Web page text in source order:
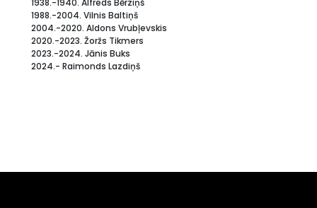
1938.-1940. Alfreds Bērziņš
1988.-2004. Vilnis Baltiņš
2004.-2020. Aldons Vrubļevskis
2020.-2023. Žoržs Tikmers
2023.-2024. Jānis Buks
2024.- Raimonds Lazdiņš